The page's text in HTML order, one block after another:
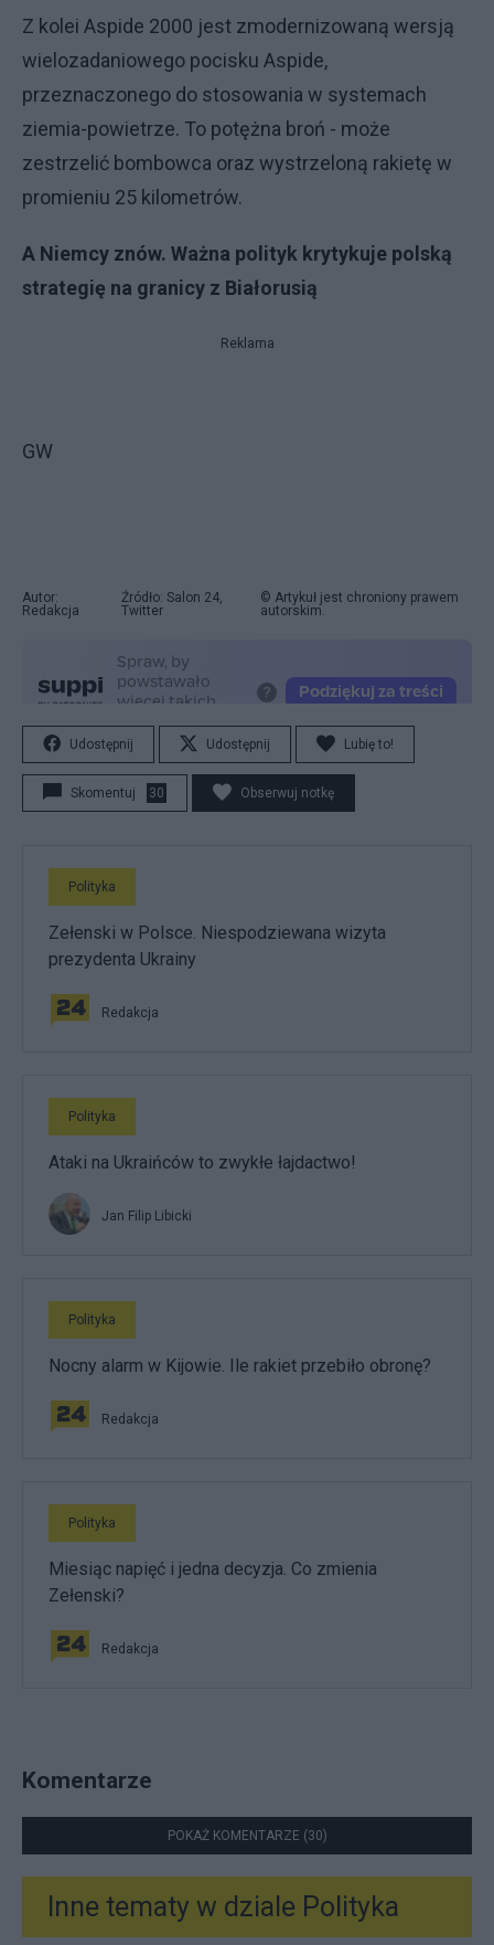
Z kolei Aspide 2000 jest zmodernizowaną wersją
wielozadaniowego pocisku Aspide,
przeznaczonego do stosowania w systemach
ziemia-powietrze. To potężna broń - może
zestrzelić bombowca oraz wystrzeloną rakietę w
promieniu 25 kilometrów.
A Niemcy znów. Ważna polityk krytykuje polską
strategię na granicy z Białorusią
Reklama
GW
Autor:
Redakcja
Źródło: Salon 24,
Twitter
© Artykuł jest chroniony prawem
autorskim.
Udostępnij Udostępnij Lubię to!
Skomentuj 30 Obserwuj notkę
Polityka
Zełenski w Polsce. Niespodziewana wizyta
prezydenta Ukrainy
Redakcja
Polityka
Ataki na Ukraińców to zwykłe łajdactwo!
Jan Filip Libicki
Polityka
Nocny alarm w Kijowie. Ile rakiet przebiło obronę?
Redakcja
Polityka
Miesiąc napięć i jedna decyzja. Co zmienia
Zełenski?
Redakcja
Komentarze
POKAŻ KOMENTARZE (30)
Inne tematy w dziale Polityka